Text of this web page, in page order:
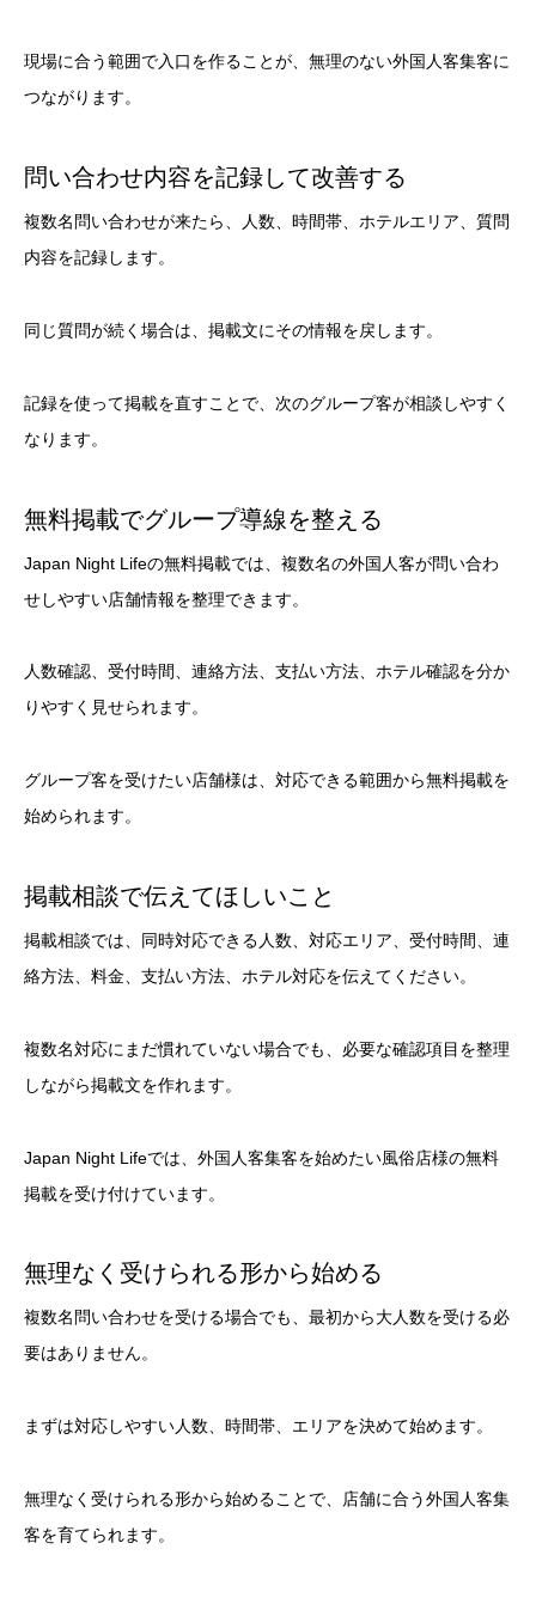
現場に合う範囲で入口を作ることが、無理のない外国人客集客に
つながります。
問い合わせ内容を記録して改善する
複数名問い合わせが来たら、人数、時間帯、ホテルエリア、質問
内容を記録します。
同じ質問が続く場合は、掲載文にその情報を戻します。
記録を使って掲載を直すことで、次のグループ客が相談しやすく
なります。
無料掲載でグループ導線を整える
Japan Night Lifeの無料掲載では、複数名の外国人客が問い合わ
せしやすい店舗情報を整理できます。
人数確認、受付時間、連絡方法、支払い方法、ホテル確認を分か
りやすく見せられます。
グループ客を受けたい店舗様は、対応できる範囲から無料掲載を
始められます。
掲載相談で伝えてほしいこと
掲載相談では、同時対応できる人数、対応エリア、受付時間、連
絡方法、料金、支払い方法、ホテル対応を伝えてください。
複数名対応にまだ慣れていない場合でも、必要な確認項目を整理
しながら掲載文を作れます。
Japan Night Lifeでは、外国人客集客を始めたい風俗店様の無料
掲載を受け付けています。
無理なく受けられる形から始める
複数名問い合わせを受ける場合でも、最初から大人数を受ける必
要はありません。
まずは対応しやすい人数、時間帯、エリアを決めて始めます。
無理なく受けられる形から始めることで、店舗に合う外国人客集
客を育てられます。